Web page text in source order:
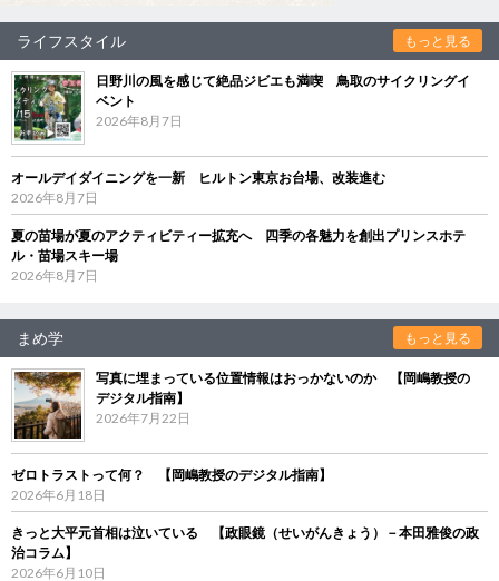
ライフスタイル もっと見る
日野川の風を感じて絶品ジビエも満喫 鳥取のサイクリングイ
ベント
2026年8月7日
オールデイダイニングを一新 ヒルトン東京お台場、改装進む
2026年8月7日
夏の苗場が夏のアクティビティー拡充へ 四季の各魅力を創出プリンスホテ
ル・苗場スキー場
2026年8月7日
まめ学 もっと見る
写真に埋まっている位置情報はおっかないのか 【岡嶋教授の
デジタル指南】
2026年7月22日
ゼロトラストって何？ 【岡嶋教授のデジタル指南】
2026年6月18日
きっと大平元首相は泣いている 【政眼鏡（せいがんきょう）－本田雅俊の政
治コラム】
2026年6月10日